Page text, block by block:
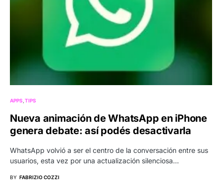
APPS TIPS
Nueva animación de WhatsApp en iPhone
genera debate: así podés desactivarla
WhatsApp volvió a ser el centro de la conversación entre sus
usuarios, esta vez por una actualización silenciosa…
BY FABRIZIO COZZI